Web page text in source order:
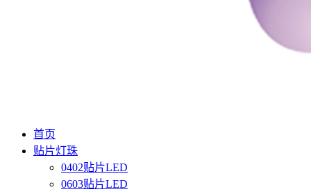
首页
贴片灯珠
0402贴片LED
0603贴片LED